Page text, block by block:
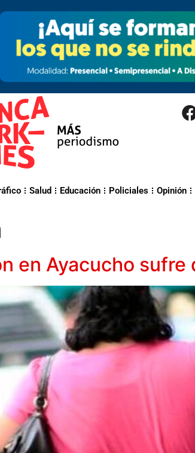
Salud Educación Policiales Opinión
en Ayacucho sufre